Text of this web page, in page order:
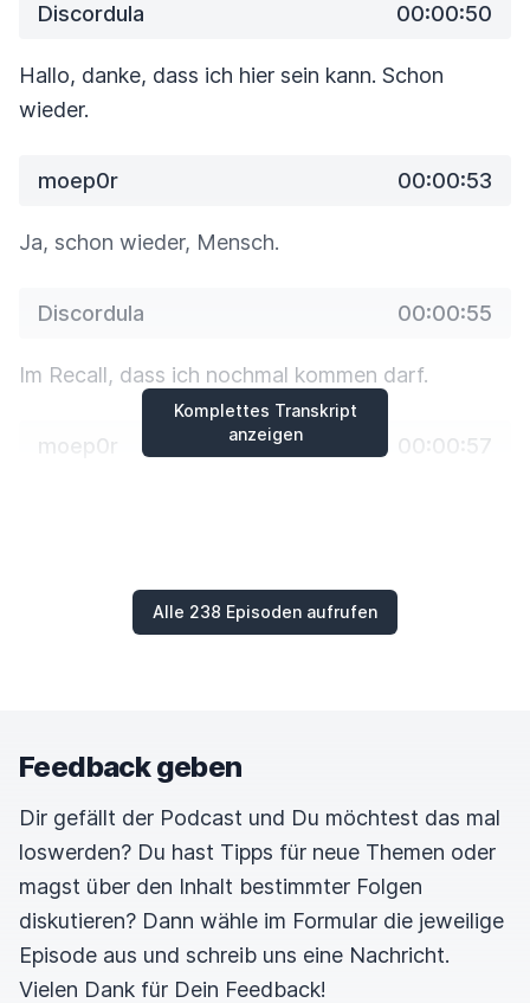
Komplettes Transkript
anzeigen
Discordula 00:00:50
Hallo, danke, dass ich hier sein kann. Schon
wieder.
moep0r 00:00:53
Ja, schon wieder, Mensch.
Discordula 00:00:55
Im Recall, dass ich nochmal kommen darf.
moep0r 00:00:57
und wobei die aufmerksamen Hörer und
Discordula 00:01:19
Echt? Das wusste ich nicht. Vielen Dank.
moep0r 00:01:21
Alle 238 Episoden aufrufen
Feedback geben
Dir gefällt der Podcast und Du möchtest das mal
loswerden? Du hast Tipps für neue Themen oder
magst über den Inhalt bestimmter Folgen
diskutieren? Dann wähle im Formular die jeweilige
Episode aus und schreib uns eine Nachricht.
Vielen Dank für Dein Feedback!